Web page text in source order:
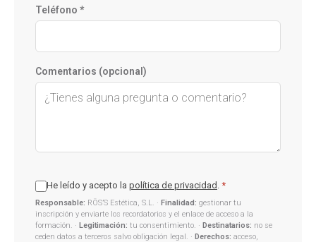
Teléfono *
Comentarios (opcional)
He leído y acepto la política de privacidad *
Responsable: RÖS’S Estética, S.L. · Finalidad: gestionar tu
inscripción y enviarte los recordatorios y el enlace de acceso a la
formación. · Legitimación: tu consentimiento. · Destinatarios: no se
ceden datos a terceros salvo obligación legal. · Derechos: acceso,